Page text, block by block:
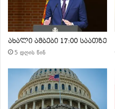
ახალი ამბები 17:00 საათზე
5 დღის წინ